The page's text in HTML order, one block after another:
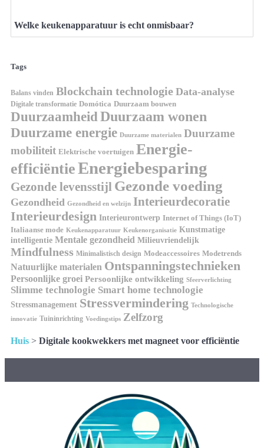
Welke keukenapparatuur is echt onmisbaar?
Tags
Balans vinden Blockchain technologie Data-analyse
Digitale transformatie Domótica Duurzaam bouwen
Duurzaamheid Duurzaam wonen
Duurzame energie Duurzame materialen Duurzame
mobiliteit Elektrische voertuigen Energie-
efficiëntieEnergiebesparing
Gezonde levensstijl Gezonde voeding
Gezondheid Gezondheid en welzijn Interieurdecoratie
Interieurdesign Interieurontwerp Internet of Things (IoT)
Italiaanse mode Keukenapparatuur Keukenorganisatie Kunstmatige
intelligentie Mentale gezondheid Milieuvriendelijk
Mindfulness Minimalistisch design Modeaccessoires Modetrends
Natuurlijke materialen Ontspanningstechnieken
Persoonlijke groei Persoonlijke ontwikkeling Sfeerverlichting
Slimme technologie Smart home technologie
Stressmanagement Stressvermindering Technologische
innovatie Tuininrichting Voedingstips Zelfzorg
Huis > Digitale kookwekkers met magneet voor efficiëntie